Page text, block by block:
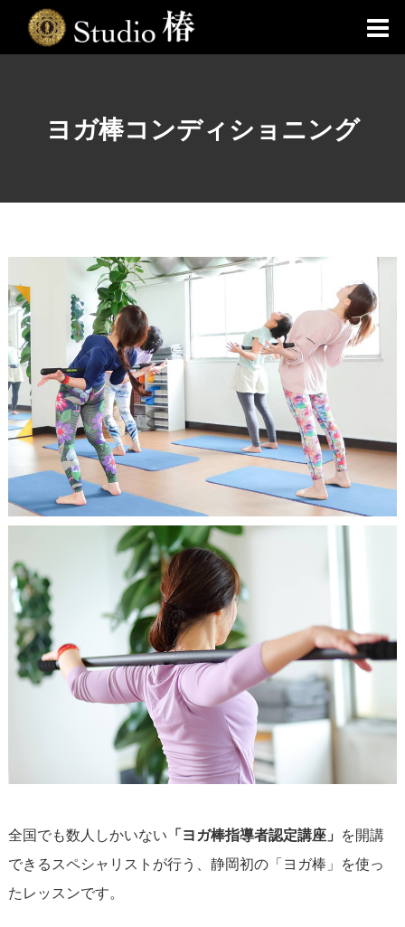
ヨガ棒コンディショニング
全国でも数人しかいない 「ヨガ棒指導者認定講座」 を開講
できるスペシャリストが行う、静岡初の「ヨガ棒」を使っ
たレッスンです。